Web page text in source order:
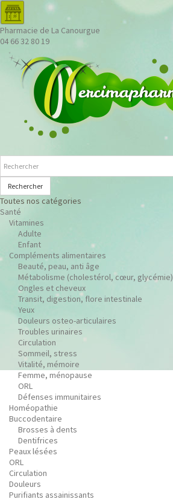
Pharmacie de La Canourgue
04 66 32 80 19
Rechercher
Toutes nos catégories
Santé
Vitamines
Adulte
Enfant
Compléments alimentaires
Beauté, peau, anti âge
Métabolisme (cholestérol, cœur, glycémie)
Ongles et cheveux
Transit, digestion, flore intestinale
Yeux
Douleurs osteo-articulaires
Troubles urinaires
Circulation
Sommeil, stress
Vitalité, mémoire
Femme, ménopause
ORL
Défenses immunitaires
Homéopathie
Buccodentaire
Brosses à dents
Dentifrices
Peaux lésées
ORL
Circulation
Douleurs
Purifiants assainissants